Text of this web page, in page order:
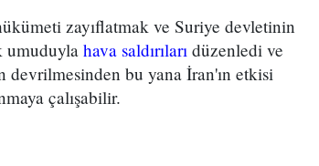
zayıflatmak ve Suriye devletinin
umuduyla hava saldırıları düzenledi ve
devrilmesinden bu yana İran'ın etkisi
çalışabilir.